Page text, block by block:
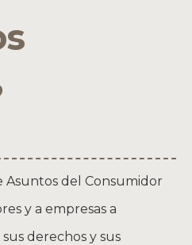
del Consumidor
y a empresas a
derechos y sus